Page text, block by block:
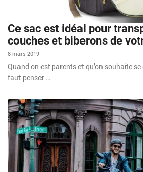
Ce sac est idéal pour
couches et biberons de
8 mars 2019
Quand on est parents et qu’on souhaite se
faut penser …